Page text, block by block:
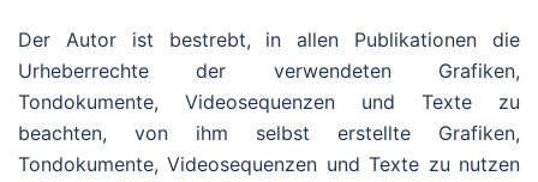
Der Autor ist bestrebt, in allen Publikationen die
Urheberrechte der verwendeten Grafiken,
Tondokumente, Videosequenzen und Texte zu
beachten, von ihm selbst erstellte Grafiken,
Tondokumente, Videosequenzen und Texte zu nutzen